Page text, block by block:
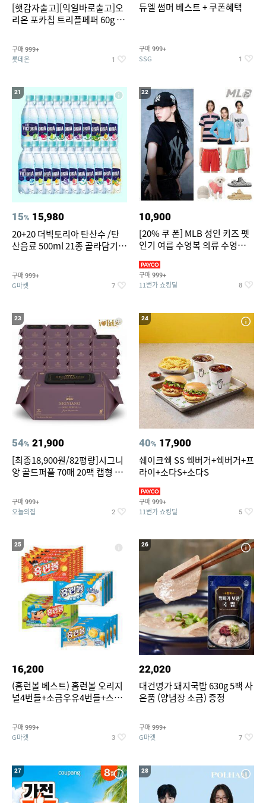
[햇감자출고][익일바로출고]오
리온 포카칩 트리플페퍼 60g 12
구매 999+
롯데온 1
듀엘 썸머 베스트 + 쿠폰혜택
구매 999+
SSG 1
21
15% 15,980
20+20 더빅토리아 탄산수 /탄
산음료 500ml 21종 골라담기
구매 999+
G마켓 7
22
10,900
[20% 쿠 폰] MLB 성인 키즈 펫
인기 여름 수영복 의류 수영복
구매 999+
11번가 쇼킹딜 8
23
54% 21,900
[최종18,900원/82평량]시그니
앙 골드퍼플 70매 20팩 캡형 아
구매 999+
오늘의집 2
24
40% 17,900
쉐이크쉑 SS 쉑버거+쉑버거+프
라이+소다S+소다S
구매 999+
11번가 쇼킹딜 5
25
16,200
(홈런볼 베스트) 홈런볼 오리지
널4번들+소금우유4번들+스윗
콘맛4번들
구매 999+
G마켓 3
26
22,020
대건명가 돼지국밥 630g 5팩 사
은품 (양념장 소금) 증정
구매 999+
G마켓 7
27 28